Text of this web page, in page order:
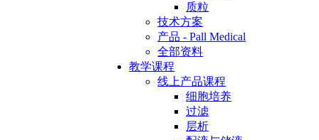
质粒
技术方案
产品 - Pall Medical
全部资料
教学课程
线上产品课程
细胞培养
过滤
层析